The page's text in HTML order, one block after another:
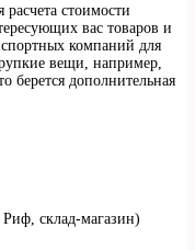
стоимости
вас товаров и
компаний для
вещи, например,
берется дополнительная
склад-магазин)